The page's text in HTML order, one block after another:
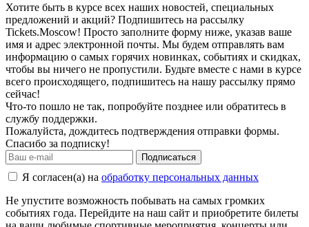
Хотите быть в курсе всех наших новостей, специальных
предложений и акций? Подпишитесь на рассылку
Tickets.Moscow! Просто заполните форму ниже, указав ваше
имя и адрес электронной почты. Мы будем отправлять вам
информацию о самых горячих новинках, событиях и скидках,
чтобы вы ничего не пропустили. Будьте вместе с нами в курсе
всего происходящего, подпишитесь на нашу рассылку прямо
сейчас!
Что-то пошло не так, попробуйте позднее или обратитесь в
службу поддержки.
Пожалуйста, дождитесь подтверждения отправки формы.
Спасибо за подписку!
Подписаться
Я согласен(а) на обработку персональных данных
Не упустите возможность побывать на самых громких
событиях года. Перейдите на наш сайт и приобретите билеты